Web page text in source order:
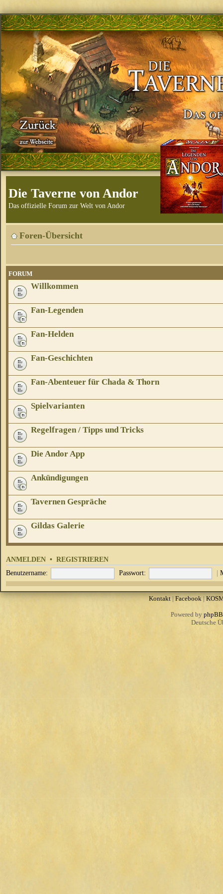
Die Taverne von Andor
Das offizielle Forum zur Welt von Andor
Foren-Übersicht
FORUM
Willkommen
Fan-Legenden
Fan-Helden
Fan-Geschichten
Fan-Abenteuer für Chada & Thorn
Spielvarianten
Regelfragen / Tipps und Tricks
Die Andor App
Ankündigungen
Tavernen Gespräche
Gildas Galerie
ANMELDEN • REGISTRIEREN
Benutzername: Passwort: |
Kontakt| Facebook|
Powered by phpBB
Deutsche